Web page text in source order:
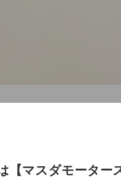
【マスダモーター